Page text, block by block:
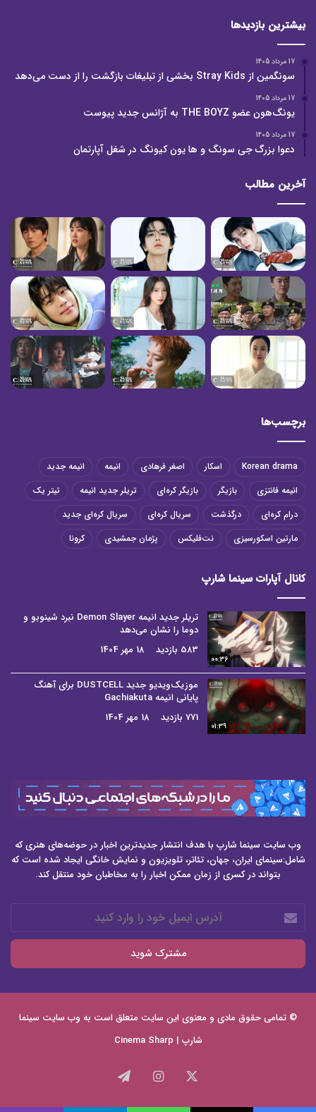
بیشترین بازدیدها
17 مرداد 1405
سونگمین از Stray Kids بخشی از تبلیغات بازگشت را از دست می‌دهد
17 مرداد 1405
یونگ‌هون عضو THE BOYZ به آژانس جدید پیوست
17 مرداد 1405
دعوا بزرگ جی سونگ و ها یون کیونگ در شغل آپارتمان
آخرین مطالب
برچسب‌ها
Korean drama اسکار اصغر فرهادی انیمه
انیمه جدید
انیمه فانتزی
بازیگر بازیگر کره‌ای تریلر جدید انیمه
تیتر یک
درام کره‌ای
درگذشت سریال کره‌ای
سریال کره‌ای جدید
مارتین اسکورسیزی
نت‌فلیکس پژمان جمشیدی کرونا
کانال آپارات سینما شارپ
00:36
تریلر جدید انیمه Demon Slayer نبرد شینوبو و
دوما را نشان می‌دهد
583 بازدید
18 مهر 1404
01:39
موزیک‌ویدیو جدید DUSTCELL برای آهنگ
پایانی انیمه Gachiakuta
771 بازدید
18 مهر 1404
وب سایت سینما شارپ با هدف انتشار جدیدترین اخبار در حوضه‌های هنری که
شامل:سینمای ایران، جهان، تئاتر، تلویزیون و نمایش خانگی ایجاد شده است که
بتواند در کسری از زمان ممکن اخبار را به مخاطبان خود منتقل کند.
آدرس
ایمیل
خود
وارد
© تمامی حقوق مادی و معنوی این سایت متعلق است به وب سایت سینما
شارپ | Cinema Sharp
اینستاگرام